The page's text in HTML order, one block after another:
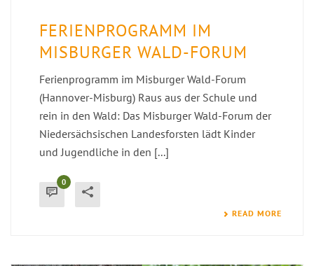
FERIENPROGRAMM IM
MISBURGER WALD-FORUM
Ferienprogramm im Misburger Wald-Forum
(Hannover-Misburg) Raus aus der Schule und
rein in den Wald: Das Misburger Wald-Forum der
Niedersächsischen Landesforsten lädt Kinder
und Jugendliche in den [...]
0
READ MORE